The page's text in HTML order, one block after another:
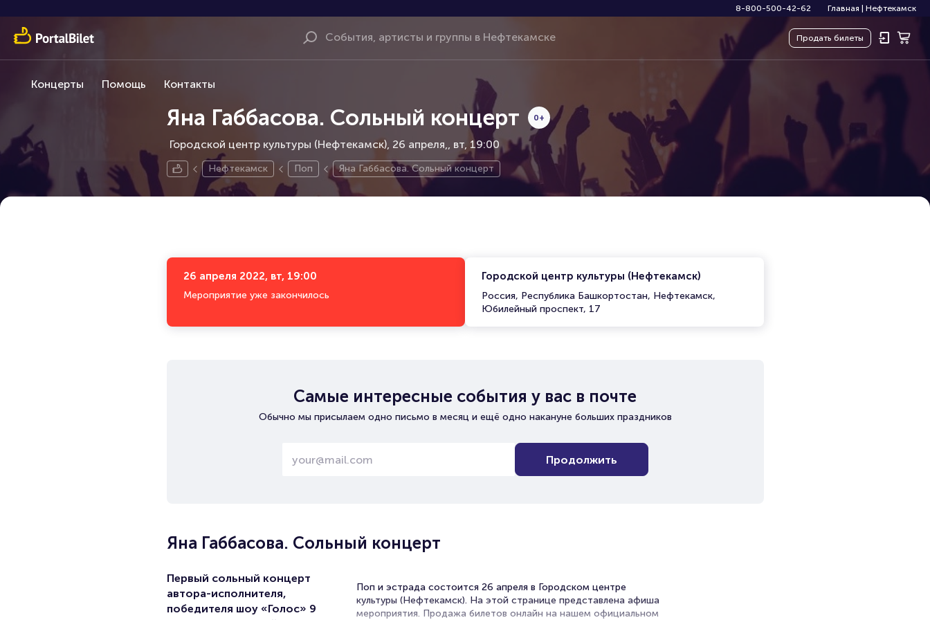
8-800-500-42-62 Главная Нефтекамск
Продать билеты
Концерты Помощь Контакты
Яна Габбасова. Сольный концерт
Городской центр культуры (Нефтекамск), 26 апреля,
0+
вт, 19:00
Нефтекамск Поп Яна Габбасова. Сольный концерт
26 апреля 2022, вт, 19:00
Мероприятие уже закончилось
Городской центр культуры (Нефтекамск)
Россия, Республика Башкортостан, Нефтекамск,
Юбилейный проспект, 17
Самые интересные события у вас в почте
Обычно мы присылаем одно письмо в месяц и ещё одно накануне больших праздников
Продолжить
Яна Габбасова. Сольный концерт
Первый сольный концерт
автора-исполнителя,
победителя шоу «Голос» 9
Поп и эстрада состоится 26 апреля в Городском центре
культуры (Нефтекамск). На этой странице представлена афиша
мероприятия. Продажа билетов онлайн на нашем официальном